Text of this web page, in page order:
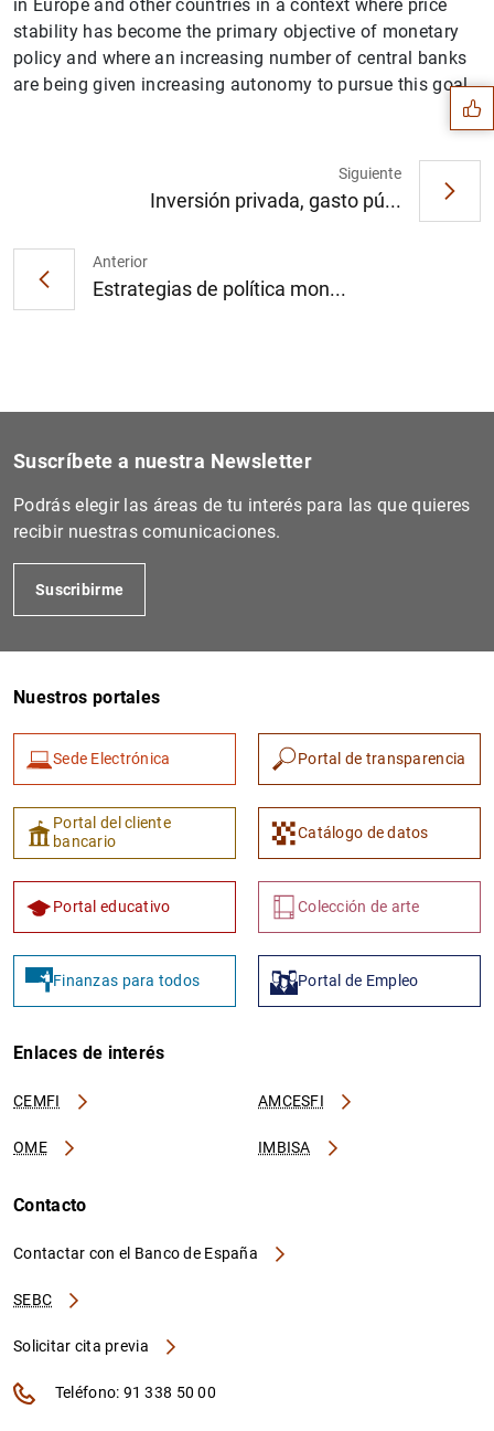
in Europe and other countries in a context where price
stability has become the primary objective of monetary
policy and where an increasing number of central banks
are being given increasing autonomy to pursue this goal.
Anterior
Estrategias de política mon...
Siguiente
Inversión privada, gasto pú...
Sugerencias
Suscríbete a nuestra Newsletter
Podrás elegir las áreas de tu interés para las que quieres
recibir nuestras comunicaciones.
Suscribirme
Nuestros portales
Sede Electrónica Portal de transparencia
Portal del cliente
bancario
Catálogo de datos
Portal educativo Colección de arte
Finanzas para todos Portal de Empleo
Enlaces de interés
CEMFI AMCESFI
OME IMBISA
Contacto
Contactar con el Banco de España
SEBC
Solicitar cita previa
Teléfono: 91 338 50 00